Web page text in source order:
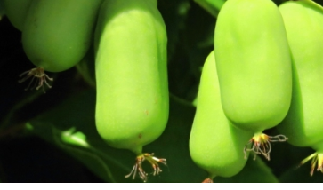
Doporučujeme